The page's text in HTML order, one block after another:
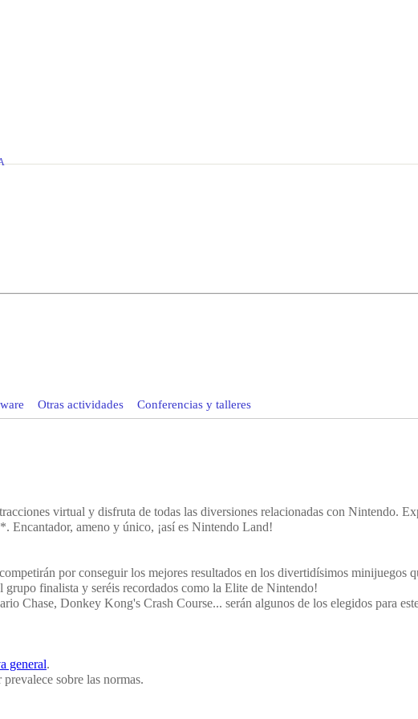
Otras actividades Conferencias y talleres
virtual y disfruta de todas las diversiones relacionadas con Nintendo.
Encantador, ameno y único, ¡así es Nintendo Land!
por conseguir los mejores resultados en los divertidísimos
grupo finalista y seréis recordados como la Elite de Nintendo!
Chase, Donkey Kong's Crash Course... serán algunos de los elegidos para
general.
sobre las normas.